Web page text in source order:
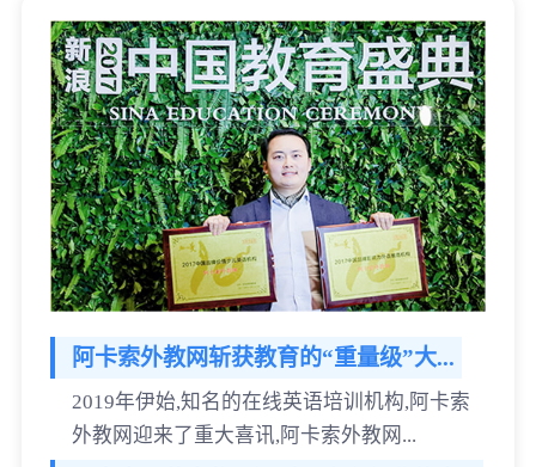
阿卡索外教网斩获教育的“重量级”大...
2019年伊始,知名的在线英语培训机构,阿卡索
外教网迎来了重大喜讯,阿卡索外教网...